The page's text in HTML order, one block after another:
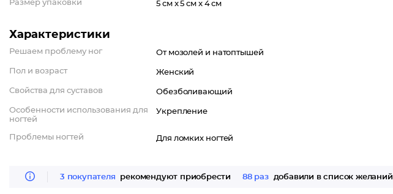
Размер упаковки 5 см x 5 см x 4 см
Характеристики
Решаем проблему ног От мозолей и натоптышей
Пол и возраст Женский
Свойства для суставов Обезболивающий
Особенности использования для
ногтей
Укрепление
Проблемы ногтей Для ломких ногтей
3 покупателя рекомендуют приобрести 88 раз добавили в список желаний